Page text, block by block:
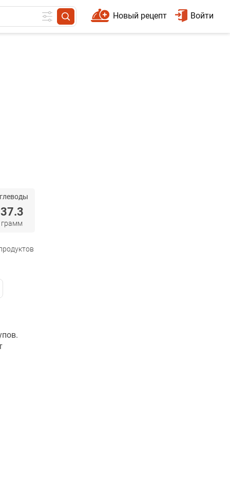
Войти
Новый рецепт
37.3
грамм